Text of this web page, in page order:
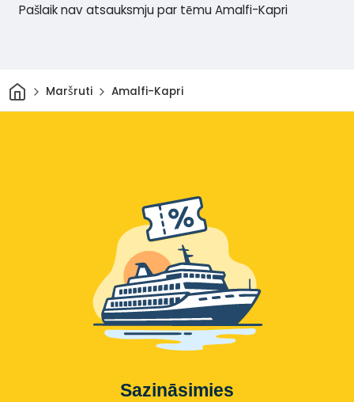
Pašlaik nav atsauksmju par tēmu Amalfi-Kapri
Sākums
Maršruti Amalfi-Kapri
Sazināsimies